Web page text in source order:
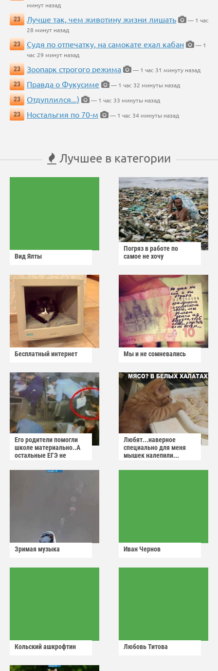
минут назад
23
Лучше так, чем животину жизни лишать
— 1 час
28 минут назад
23
Судя по отпечатку, на самокате ехал кабан
— 1
час 29 минут назад
23
Зоопарк строгого режима
— 1 час 31 минуту назад
23
Правда о Фукусиме
— 1 час 32 минуты назад
23
Отдуплился...)
— 1 час 33 минуты назад
23
Ностальгия по 70-м — 1 час 34 минуты назад
Лучшее в категории
Вид Ялты
Погряз в работе по
самое не хочу
Бесплатный интернет Мы и не сомневались
Его родители помогли
школе материально..А
остальные ЕГЭ не
Любят...наверное
специально для меня
мышек налепили...
Зримая музыка Иван Чернов
Кольский ашкрофтин Любовь Титова